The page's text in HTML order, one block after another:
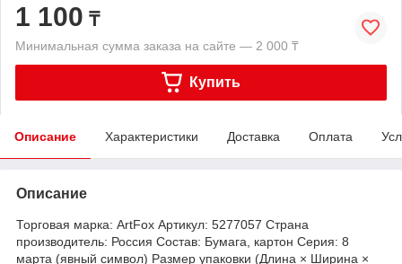
1 100 ₸
Минимальная сумма заказа на сайте — 2 000 ₸
Купить
Описание Характеристики Доставка Оплата
Описание
Торговая марка: ArtFox Артикул: 5277057 Страна
производитель: Россия Состав: Бумага, картон Серия: 8
марта (явный символ) Размер упаковки (Длина × Ширина ×